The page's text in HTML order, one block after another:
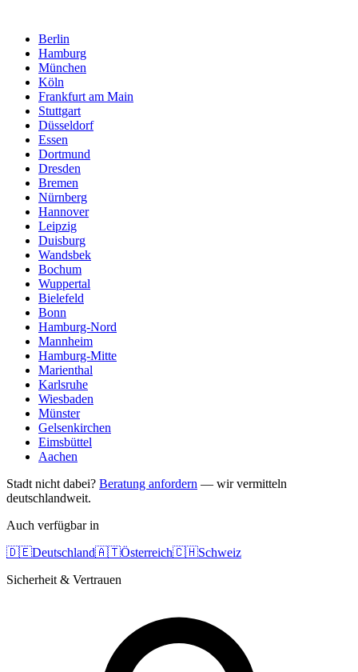
Berlin
Hamburg
München
Köln
Frankfurt am Main
Stuttgart
Düsseldorf
Essen
Dortmund
Dresden
Bremen
Nürnberg
Hannover
Leipzig
Duisburg
Wandsbek
Bochum
Wuppertal
Bielefeld
Bonn
Hamburg-Nord
Mannheim
Hamburg-Mitte
Marienthal
Karlsruhe
Wiesbaden
Münster
Gelsenkirchen
Eimsbüttel
Aachen
Stadt nicht dabei? Beratung anfordern — wir vermitteln
deutschlandweit.
Auch verfügbar in
🇩🇪Deutschland🇦🇹Österreich🇨🇭Schweiz
Sicherheit & Vertrauen